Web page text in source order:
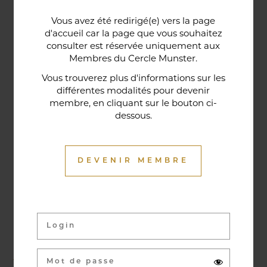
Vous avez été redirigé(e) vers la page
d'accueil car la page que vous souhaitez
consulter est réservée uniquement aux
Membres du Cercle Munster.
Vous trouverez plus d'informations sur les
différentes modalités pour devenir
membre, en cliquant sur le bouton ci-
dessous.
DEVENIR MEMBRE
historique de la maison, relie le bar au restaurant ;
cette trace du passé rappelle la tradition du bien-
être en ces lieux et de l'accueil chaleureux qui
contribuent à la réputation de l'établissement. Ce
restaurant gastronomique a été entièrement
relooké en janvier 2020. Notre chef vous propose
vous surprendre.
Activités & évènements